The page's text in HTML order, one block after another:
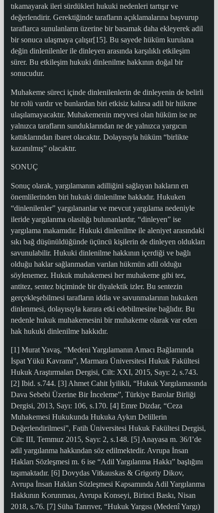
tıkamayarak ileri sürdükleri hukuki nedenleri tartışır ve
değerlendirir. Gerektiğinde tarafların açıklamalarına başvurup
taraflarca sunulanların üzerine bir basamak daha ekleyerek adil
bir sonuca ulaşmaya çalışır[15]. Bu sayede hüküm kurulana
değin dinlenilenler ile dinleyen arasında karşılıklı etkileşim
sürer. Bu etkileşim hukuki dinlenilme hakkının doğal bir
sonucudur.
Muhakeme süreci içinde dinlenilenlerin de dinleyenin de belirli
bir rolü vardır ve bunlardan biri etkisiz kalırsa adil bir hükme
ulaşılamayacaktır. Muhakemenin meyvesi olan hüküm ise ne
yalnızca tarafların sunduklarından ne de yalnızca yargıcın
kattıklarından ibaret olacaktır. Dolayısıyla hüküm “birlikte
kazanılmış” olacaktır.
SONUÇ
Sonuç olarak, yargılamanın adilliğini sağlayan hakların en
önemlilerinden biri hukuki dinlenilme hakkıdır. Hukuken
“dinlenilenler” yargılananlar ve mevcut yargılama nedeniyle
ileride yargılanma olasılığı bulunanlardır, “dinleyen” ise
yargılama makamıdır. Hukuki dinlenilme ile aleniyet arasındaki
sıkı bağ düşünüldüğünde üçüncü kişilerin de dinleyen oldukları
savunulabilir. Hukuki dinlenilme hakkının içerdiği ve bağlı
olduğu haklar sağlanmadan varılan hükmün adil olduğu
söylenemez. Hukuk muhakemesi her muhakeme gibi tez,
antitez, sentez biçiminde bir diyalektik izler. Bu sentezin
gerçekleşebilmesi tarafların iddia ve savunmalarının hukuken
dinlenmesi, dolayısıyla karara etki edebilmesine bağlıdır. Bu
nedenle hukuk muhakemesini bir muhakeme olarak var eden
hak hukuki dinlenilme hakkıdır.
[1] Murat Yavaş, “Medeni Yargılamanın Amacı Bağlamında
İspat Yükü Kavramı”, Marmara Üniversitesi Hukuk Fakültesi
Hukuk Araştırmaları Dergisi, Cilt: XXI, 2015, Sayı: 2, s.743.
[2] Ibid. s.744. [3] Ahmet Cahit İyilikli, “Hukuk Yargılamasında
Dava Sebebi Üzerine Bir İnceleme”, Türkiye Barolar Birliği
Dergisi, 2013, Sayı: 106, s.170. [4] Emre Dizdar, “Ceza
Muhakemesi Hukukunda Hukuka Aykırı Delillerin
Değerlendirilmesi”, Fatih Üniversitesi Hukuk Fakültesi Dergisi,
Cilt: III, Temmuz 2015, Sayı: 2, s.148. [5] Anayasa m. 36/I’de
adil yargılanma hakkından söz edilmektedir. Avrupa İnsan
Hakları Sözleşmesi m. 6 ise “Adil Yargılanma Hakkı” başlığını
taşımaktadır. [6] Dovydas Vitkauskas & Grigoriy Dikov,
Avrupa İnsan Hakları Sözleşmesi Kapsamında Adil Yargılanma
Hakkının Korunması, Avrupa Konseyi, Birinci Baskı, Nisan
2018, s.76. [7] Süha Tanrıver, “Hukuk Yargısı (Medenî Yargı)